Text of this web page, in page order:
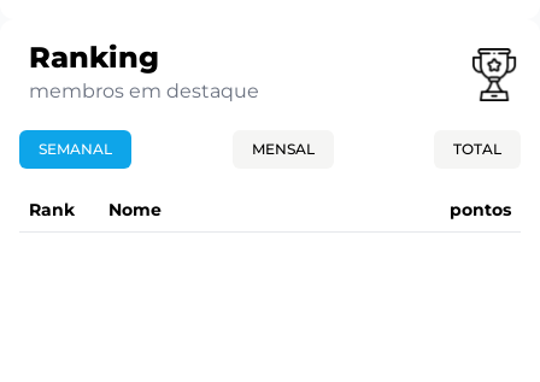
Ranking
membros em destaque
SEMANAL MENSAL TOTAL
Rank Nome pontos